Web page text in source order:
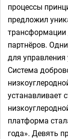
процессы
предложил
трансформации
партнёров.
для
Система
устанавливает
платформа
года». Девять